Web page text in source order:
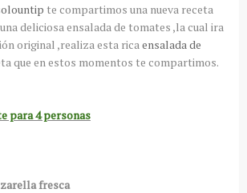
te compartimos una nueva receta
deliciosa ensalada de tomates ,la cual ira
original ,realiza esta ricaensalada de
que en estos momentos te compartimos.
para 4 personas
fresca